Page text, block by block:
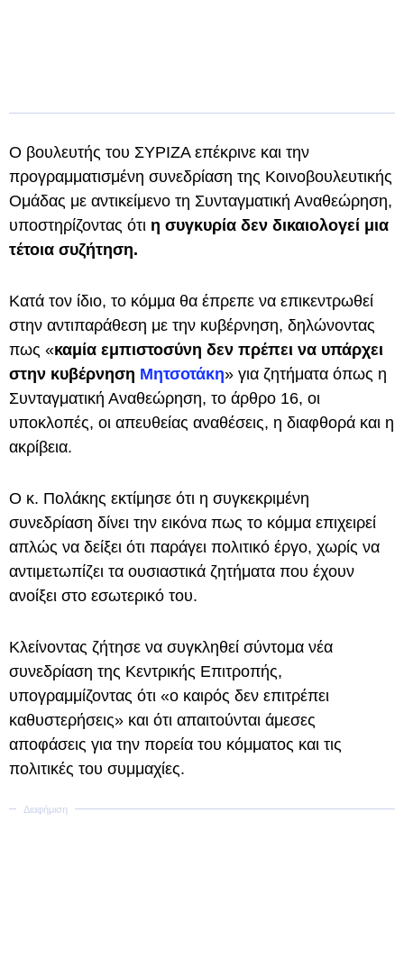
Ο βουλευτής του ΣΥΡΙΖΑ επέκρινε και την
προγραμματισμένη συνεδρίαση της Κοινοβουλευτικής
Ομάδας με αντικείμενο τη Συνταγματική Αναθεώρηση,
υποστηρίζοντας ότι η συγκυρία δεν δικαιολογεί μια
τέτοια συζήτηση.
Κατά τον ίδιο, το κόμμα θα έπρεπε να επικεντρωθεί
στην αντιπαράθεση με την κυβέρνηση, δηλώνοντας
πως «καμία εμπιστοσύνη δεν πρέπει να υπάρχει
στην κυβέρνηση Μητσοτάκη» για ζητήματα όπως η
Συνταγματική Αναθεώρηση, το άρθρο 16, οι
υποκλοπές, οι απευθείας αναθέσεις, η διαφθορά και η
ακρίβεια.
Ο κ. Πολάκης εκτίμησε ότι η συγκεκριμένη
συνεδρίαση δίνει την εικόνα πως το κόμμα επιχειρεί
απλώς να δείξει ότι παράγει πολιτικό έργο, χωρίς να
αντιμετωπίζει τα ουσιαστικά ζητήματα που έχουν
ανοίξει στο εσωτερικό του.
Κλείνοντας ζήτησε να συγκληθεί σύντομα νέα
συνεδρίαση της Κεντρικής Επιτροπής,
υπογραμμίζοντας ότι «ο καιρός δεν επιτρέπει
καθυστερήσεις» και ότι απαιτούνται άμεσες
αποφάσεις για την πορεία του κόμματος και τις
πολιτικές του συμμαχίες.